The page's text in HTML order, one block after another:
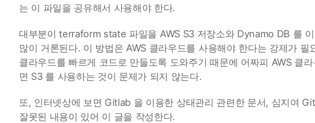
는 이 파일을 공유해서 사용해야 한다.
대부분이 terraform state 파일을 AWS S3 저장소와 Dynamo DB 를
많이 거론된다. 이 방법은 AWS 클라우드를 사용해야 한다는 강제가
클라우드를 빠르게 코드로 만들도록 도와주기 때문에 어짜피 AWS 클
면 S3 를 사용하는 것이 문제가 되지 않는다.
또, 인터넷상에 보면 Gitlab 을 이용한 상태관리 관련한 문서, 심지여
잘못된 내용이 있어 이 글을 작성한다.